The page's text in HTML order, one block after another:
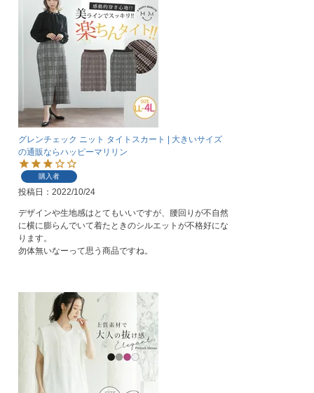
グレンチェック ニット タイトスカート | 大きいサイズ
の通販ならハッピーマリリン
購入者
投稿日 2022/10/24
デザインや生地感はとてもいいですが、腰回りが不自然
に横に膨らんでいて着たときのシルエットが不格好にな
ります。
勿体無いなーって思う商品ですね。